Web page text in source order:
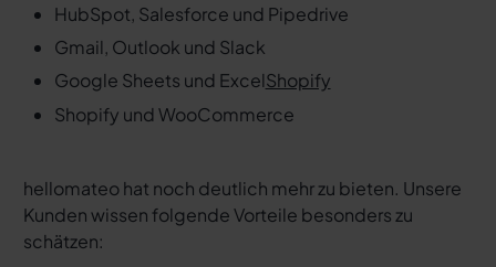
HubSpot, Salesforce und Pipedrive
Gmail, Outlook und Slack
Google Sheets und ExcelShopify
Shopify und WooCommerce
hellomateo hat noch deutlich mehr zu bieten. Unsere
Kunden wissen folgende Vorteile besonders zu
schätzen: